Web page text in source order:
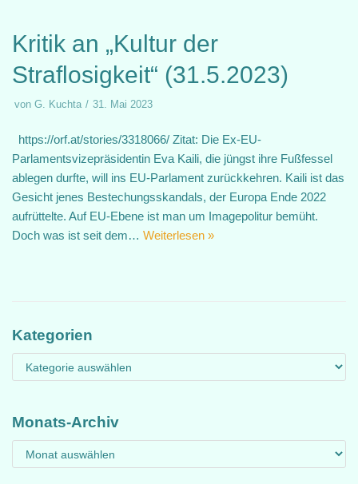
Kritik an „Kultur der
Straflosigkeit“ (31.5.2023)
von G. Kuchta 31. Mai 2023
https://orf.at/stories/3318066/ Zitat: Die Ex-EU-
Parlamentsvizepräsidentin Eva Kaili, die jüngst ihre Fußfessel
ablegen durfte, will ins EU-Parlament zurückkehren. Kaili ist das
Gesicht jenes Bestechungsskandals, der Europa Ende 2022
aufrüttelte. Auf EU-Ebene ist man um Imagepolitur bemüht.
Doch was ist seit dem… Weiterlesen »
Kategorien
Monats-Archiv